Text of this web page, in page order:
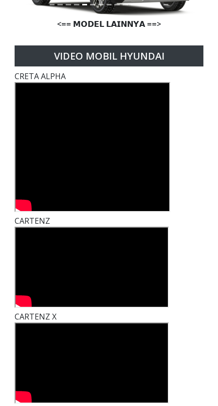
<== 𝗠𝗢𝗗𝗘𝗟 𝗟𝗔𝗜𝗡𝗡𝗬𝗔 ==>
VIDEO MOBIL HYUNDAI
CRETA ALPHA
CARTENZ
CARTENZ X